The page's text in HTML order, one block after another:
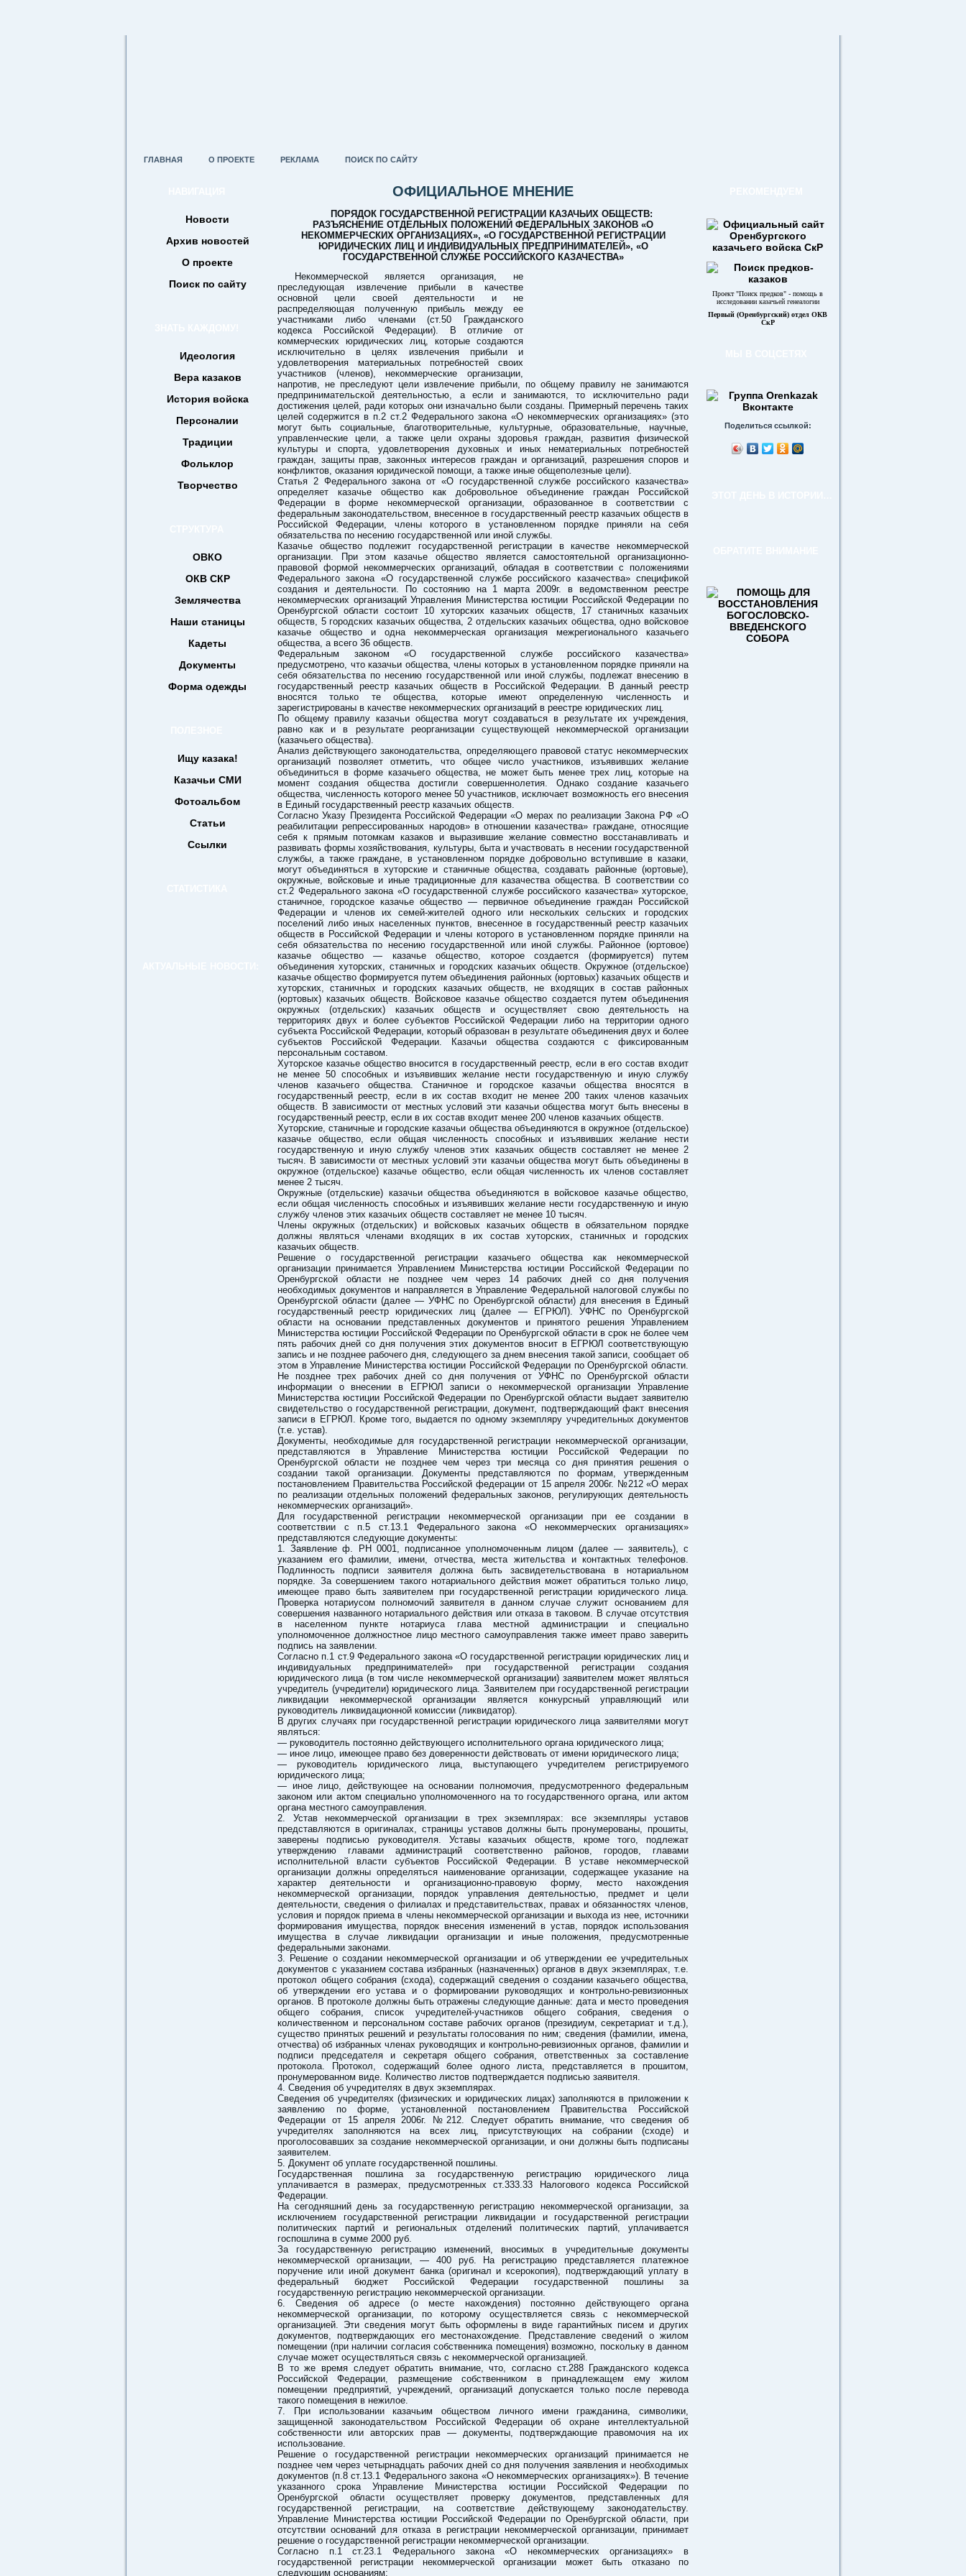
ГЛАВНАЯ О ПРОЕКТЕ РЕКЛАМА ПОИСК ПО САЙТУ
Новости
Архив новостей
О проекте
Поиск по сайту
Идеология
Вера казаков
История войска
Персоналии
Традиции
Фольклор
Творчество
ОВКО
ОКВ СКР
Землячества
Наши станицы
Кадеты
Документы
Форма одежды
Ищу казака!
Казачьи СМИ
Фотоальбом
Статьи
Ссылки
ОФИЦИАЛЬНОЕ МНЕНИЕ
ПОРЯДОК ГОСУДАРСТВЕННОЙ РЕГИСТРАЦИИ КАЗАЧЬИХ ОБЩЕСТВ:
РАЗЪЯСНЕНИЕ ОТДЕЛЬНЫХ ПОЛОЖЕНИЙ ФЕДЕРАЛЬНЫХ ЗАКОНОВ «О
НЕКОММЕРЧЕСКИХ ОРГАНИЗАЦИЯХ», «О ГОСУДАРСТВЕННОЙ РЕГИСТРАЦИИ
ЮРИДИЧЕСКИХ ЛИЦ И ИНДИВИДУАЛЬНЫХ ПРЕДПРИНИМАТЕЛЕЙ», «О
ГОСУДАРСТВЕННОЙ СЛУЖБЕ РОССИЙСКОГО КАЗАЧЕСТВА»
Некоммерческой является организация, не
преследующая извлечение прибыли в качестве
основной цели своей деятельности и не
распределяющая полученную прибыль между ее
участниками либо членами (ст.50 Гражданского
кодекса Российской Федерации). В отличие от
коммерческих юридических лиц, которые создаются
исключительно в целях извлечения прибыли и
удовлетворения материальных потребностей своих
участников (членов), некоммерческие организации,
напротив, не преследуют цели извлечение прибыли, по общему правилу не занимаются
предпринимательской деятельностью, а если и занимаются, то исключительно ради
достижения целей, ради которых они изначально были созданы. Примерный перечень таких
целей содержится в п.2 ст.2 Федерального закона «О некоммерческих организациях» (это
могут быть социальные, благотворительные, культурные, образовательные, научные,
управленческие цели, а также цели охраны здоровья граждан, развития физической
культуры и спорта, удовлетворения духовных и иных нематериальных потребностей
граждан, защиты прав, законных интересов граждан и организаций, разрешения споров и
конфликтов, оказания юридической помощи, а также иные общеполезные цели).
Статья 2 Федерального закона от «О государственной службе российского казачества»
определяет казачье общество как добровольное объединение граждан Российской
Федерации в форме некоммерческой организации, образованное в соответствии с
федеральным законодательством, внесенное в государственный реестр казачьих обществ в
Российской Федерации, члены которого в установленном порядке приняли на себя
обязательства по несению государственной или иной службы.
Казачье общество подлежит государственной регистрации в качестве некоммерческой
организации. При этом казачье общество является самостоятельной организационно-
правовой формой некоммерческих организаций, обладая в соответствии с положениями
Федерального закона «О государственной службе российского казачества» спецификой
создания и деятельности. По состоянию на 1 марта 2009г. в ведомственном реестре
некоммерческих организаций Управления Министерства юстиции Российской Федерации по
Оренбургской области состоит 10 хуторских казачьих обществ, 17 станичных казачьих
обществ, 5 городских казачьих общества, 2 отдельских казачьих общества, одно войсковое
казачье общество и одна некоммерческая организация межрегионального казачьего
общества, а всего 36 обществ.
Федеральным законом «О государственной службе российского казачества»
предусмотрено, что казачьи общества, члены которых в установленном порядке приняли на
себя обязательства по несению государственной или иной службы, подлежат внесению в
государственный реестр казачьих обществ в Российской Федерации. В данный реестр
вносятся только те общества, которые имеют определенную численность и
зарегистрированы в качестве некоммерческих организаций в реестре юридических лиц.
По общему правилу казачьи общества могут создаваться в результате их учреждения,
равно как и в результате реорганизации существующей некоммерческой организации
(казачьего общества).
Анализ действующего законодательства, определяющего правовой статус некоммерческих
организаций позволяет отметить, что общее число участников, изъявивших желание
объединиться в форме казачьего общества, не может быть менее трех лиц, которые на
момент создания общества достигли совершеннолетия. Однако создание казачьего
общества, численность которого менее 50 участников, исключает возможность его внесения
в Единый государственный реестр казачьих обществ.
Согласно Указу Президента Российской Федерации «О мерах по реализации Закона РФ «О
реабилитации репрессированных народов» в отношении казачества» граждане, относящие
себя к прямым потомкам казаков и выразившие желание совместно восстанавливать и
развивать формы хозяйствования, культуры, быта и участвовать в несении государственной
службы, а также граждане, в установленном порядке добровольно вступившие в казаки,
могут объединяться в хуторские и станичные общества, создавать районные (юртовые),
окружные, войсковые и иные традиционные для казачества общества. В соответствии со
ст.2 Федерального закона «О государственной службе российского казачества» хуторское,
станичное, городское казачье общество — первичное объединение граждан Российской
Федерации и членов их семей-жителей одного или нескольких сельских и городских
поселений либо иных населенных пунктов, внесенное в государственный реестр казачьих
обществ в Российской Федерации и члены которого в установленном порядке приняли на
себя обязательства по несению государственной или иной службы. Районное (юртовое)
казачье общество — казачье общество, которое создается (формируется) путем
объединения хуторских, станичных и городских казачьих обществ. Окружное (отдельское)
казачье общество формируется путем объединения районных (юртовых) казачьих обществ и
хуторских, станичных и городских казачьих обществ, не входящих в состав районных
(юртовых) казачьих обществ. Войсковое казачье общество создается путем объединения
окружных (отдельских) казачьих обществ и осуществляет свою деятельность на
территориях двух и более субъектов Российской Федерации либо на территории одного
субъекта Российской Федерации, который образован в результате объединения двух и более
субъектов Российской Федерации. Казачьи общества создаются с фиксированным
персональным составом.
Хуторское казачье общество вносится в государственный реестр, если в его состав входит
не менее 50 способных и изъявивших желание нести государственную и иную службу
членов казачьего общества. Станичное и городское казачьи общества вносятся в
государственный реестр, если в их состав входит не менее 200 таких членов казачьих
обществ. В зависимости от местных условий эти казачьи общества могут быть внесены в
государственный реестр, если в их состав входит менее 200 членов казачьих обществ.
Хуторские, станичные и городские казачьи общества объединяются в окружное (отдельское)
казачье общество, если общая численность способных и изъявивших желание нести
государственную и иную службу членов этих казачьих обществ составляет не менее 2
тысяч. В зависимости от местных условий эти казачьи общества могут быть объединены в
окружное (отдельское) казачье общество, если общая численность их членов составляет
менее 2 тысяч.
Окружные (отдельские) казачьи общества объединяются в войсковое казачье общество,
если общая численность способных и изъявивших желание нести государственную и иную
службу членов этих казачьих обществ составляет не менее 10 тысяч.
Члены окружных (отдельских) и войсковых казачьих обществ в обязательном порядке
должны являться членами входящих в их состав хуторских, станичных и городских
казачьих обществ.
Решение о государственной регистрации казачьего общества как некоммерческой
организации принимается Управлением Министерства юстиции Российской Федерации по
Оренбургской области не позднее чем через 14 рабочих дней со дня получения
необходимых документов и направляется в Управление Федеральной налоговой службы по
Оренбургской области (далее — УФНС по Оренбургской области) для внесения в Единый
государственный реестр юридических лиц (далее — ЕГРЮЛ). УФНС по Оренбургской
области на основании представленных документов и принятого решения Управлением
Министерства юстиции Российской Федерации по Оренбургской области в срок не более чем
пять рабочих дней со дня получения этих документов вносит в ЕГРЮЛ соответствующую
запись и не позднее рабочего дня, следующего за днем внесения такой записи, сообщает об
этом в Управление Министерства юстиции Российской Федерации по Оренбургской области.
Не позднее трех рабочих дней со дня получения от УФНС по Оренбургской области
информации о внесении в ЕГРЮЛ записи о некоммерческой организации Управление
Министерства юстиции Российской Федерации по Оренбургской области выдает заявителю
свидетельство о государственной регистрации, документ, подтверждающий факт внесения
записи в ЕГРЮЛ. Кроме того, выдается по одному экземпляру учредительных документов
(т.е. устав).
Документы, необходимые для государственной регистрации некоммерческой организации,
представляются в Управление Министерства юстиции Российской Федерации по
Оренбургской области не позднее чем через три месяца со дня принятия решения о
создании такой организации. Документы представляются по формам, утвержденным
постановлением Правительства Российской федерации от 15 апреля 2006г. №212 «О мерах
по реализации отдельных положений федеральных законов, регулирующих деятельность
некоммерческих организаций».
Для государственной регистрации некоммерческой организации при ее создании в
соответствии с п.5 ст.13.1 Федерального закона «О некоммерческих организациях»
представляются следующие документы:
1. Заявление ф. РН 0001, подписанное уполномоченным лицом (далее — заявитель), с
указанием его фамилии, имени, отчества, места жительства и контактных телефонов.
Подлинность подписи заявителя должна быть засвидетельствована в нотариальном
порядке. За совершением такого нотариального действия может обратиться только лицо,
имеющее право быть заявителем при государственной регистрации юридического лица.
Проверка нотариусом полномочий заявителя в данном случае служит основанием для
совершения названного нотариального действия или отказа в таковом. В случае отсутствия
в населенном пункте нотариуса глава местной администрации и специально
уполномоченное должностное лицо местного самоуправления также имеет право заверить
подпись на заявлении.
Согласно п.1 ст.9 Федерального закона «О государственной регистрации юридических лиц и
индивидуальных предпринимателей» при государственной регистрации создания
юридического лица (в том числе некоммерческой организации) заявителем может являться
учредитель (учредители) юридического лица. Заявителем при государственной регистрации
ликвидации некоммерческой организации является конкурсный управляющий или
руководитель ликвидационной комиссии (ликвидатор).
В других случаях при государственной регистрации юридического лица заявителями могут
являться:
— руководитель постоянно действующего исполнительного органа юридического лица;
— иное лицо, имеющее право без доверенности действовать от имени юридического лица;
— руководитель юридического лица, выступающего учредителем регистрируемого
юридического лица;
— иное лицо, действующее на основании полномочия, предусмотренного федеральным
законом или актом специально уполномоченного на то государственного органа, или актом
органа местного самоуправления.
2. Устав некоммерческой организации в трех экземплярах: все экземпляры уставов
представляются в оригиналах, страницы уставов должны быть пронумерованы, прошиты,
заверены подписью руководителя. Уставы казачьих обществ, кроме того, подлежат
утверждению главами администраций соответственно районов, городов, главами
исполнительной власти субъектов Российской Федерации. В уставе некоммерческой
организации должны определяться наименование организации, содержащее указание на
характер деятельности и организационно-правовую форму, место нахождения
некоммерческой организации, порядок управления деятельностью, предмет и цели
деятельности, сведения о филиалах и представительствах, правах и обязанностях членов,
условия и порядок приема в члены некоммерческой организации и выхода из нее, источники
формирования имущества, порядок внесения изменений в устав, порядок использования
имущества в случае ликвидации организации и иные положения, предусмотренные
федеральными законами.
3. Решение о создании некоммерческой организации и об утверждении ее учредительных
документов с указанием состава избранных (назначенных) органов в двух экземплярах, т.е.
протокол общего собрания (схода), содержащий сведения о создании казачьего общества,
об утверждении его устава и о формировании руководящих и контрольно-ревизионных
органов. В протоколе должны быть отражены следующие данные: дата и место проведения
общего собрания, список учредителей-участников общего собрания, сведения о
количественном и персональном составе рабочих органов (президиум, секретариат и т.д.),
существо принятых решений и результаты голосования по ним; сведения (фамилии, имена,
отчества) об избранных членах руководящих и контрольно-ревизионных органов, фамилии и
подписи председателя и секретаря общего собрания, ответственных за составление
протокола. Протокол, содержащий более одного листа, представляется в прошитом,
пронумерованном виде. Количество листов подтверждается подписью заявителя.
4. Сведения об учредителях в двух экземплярах.
Сведения об учредителях (физических и юридических лицах) заполняются в приложении к
заявлению по форме, установленной постановлением Правительства Российской
Федерации от 15 апреля 2006г. №212. Следует обратить внимание, что сведения об
учредителях заполняются на всех лиц, присутствующих на собрании (сходе) и
проголосовавших за создание некоммерческой организации, и они должны быть подписаны
заявителем.
5. Документ об уплате государственной пошлины.
Государственная пошлина за государственную регистрацию юридического лица
уплачивается в размерах, предусмотренных ст.333.33 Налогового кодекса Российской
Федерации.
На сегодняшний день за государственную регистрацию некоммерческой организации, за
исключением государственной регистрации ликвидации и государственной регистрации
политических партий и региональных отделений политических партий, уплачивается
госпошлина в сумме 2000 руб.
За государственную регистрацию изменений, вносимых в учредительные документы
некоммерческой организации, — 400 руб. На регистрацию представляется платежное
поручение или иной документ банка (оригинал и ксерокопия), подтверждающий уплату в
федеральный бюджет Российской Федерации государственной пошлины за
государственную регистрацию некоммерческой организации.
6. Сведения об адресе (о месте нахождения) постоянно действующего органа
некоммерческой организации, по которому осуществляется связь с некоммерческой
организацией. Эти сведения могут быть оформлены в виде гарантийных писем и других
документов, подтверждающих его местонахождение. Представление сведений о жилом
помещении (при наличии согласия собственника помещения) возможно, поскольку в данном
случае может осуществляться связь с некоммерческой организацией.
В то же время следует обратить внимание, что, согласно ст.288 Гражданского кодекса
Российской Федерации, размещение собственником в принадлежащем ему жилом
помещении предприятий, учреждений, организаций допускается только после перевода
такого помещения в нежилое.
7. При использовании казачьим обществом личного имени гражданина, символики,
защищенной законодательством Российской Федерации об охране интеллектуальной
собственности или авторских прав — документы, подтверждающие правомочия на их
использование.
Решение о государственной регистрации некоммерческих организаций принимается не
позднее чем через четырнадцать рабочих дней со дня получения заявления и необходимых
документов (п.8 ст.13.1 Федерального закона «О некоммерческих организациях»). В течение
указанного срока Управление Министерства юстиции Российской Федерации по
Оренбургской области осуществляет проверку документов, представленных для
государственной регистрации, на соответствие действующему законодательству.
Управление Министерства юстиции Российской Федерации по Оренбургской области, при
отсутствии оснований для отказа в регистрации некоммерческой организации, принимает
решение о государственной регистрации некоммерческой организации.
Согласно п.1 ст.23.1 Федерального закона «О некоммерческих организациях» в
государственной регистрации некоммерческой организации может быть отказано по
следующим основаниям:
Проект "Поиск предков" - помощь в
исследовании казачьей генеалогии
Первый (Оренбургский) отдел ОКВ
СкР
Поделиться ссылкой: